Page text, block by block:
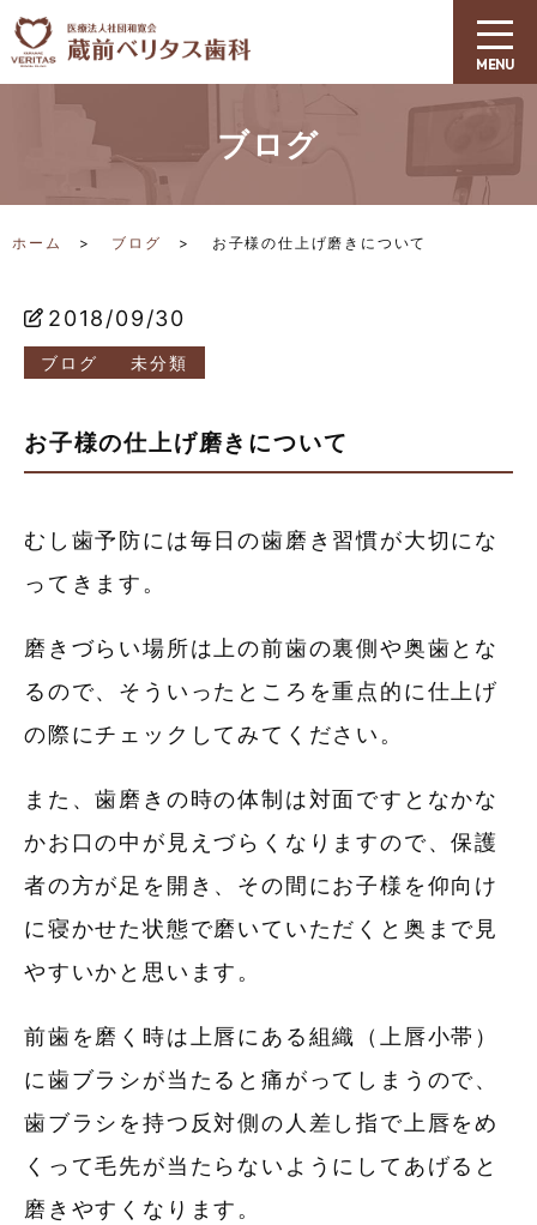
ブログ
ホーム ブログ お子様の仕上げ磨きについて
2018/09/30
ブログ 未分類
お子様の仕上げ磨きについて
むし歯予防には毎日の歯磨き習慣が大切にな
ってきます。
磨きづらい場所は上の前歯の裏側や奥歯とな
るので、そういったところを重点的に仕上げ
の際にチェックしてみてください。
また、歯磨きの時の体制は対面ですとなかな
かお口の中が見えづらくなりますので、保護
者の方が足を開き、その間にお子様を仰向け
に寝かせた状態で磨いていただくと奥まで見
やすいかと思います。
前歯を磨く時は上唇にある組織（上唇小帯）
に歯ブラシが当たると痛がってしまうので、
歯ブラシを持つ反対側の人差し指で上唇をめ
くって毛先が当たらないようにしてあげると
磨きやすくなります。